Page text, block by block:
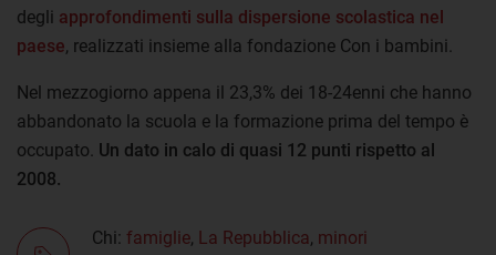
degli approfondimenti sulla dispersione scolastica nel
paese, realizzati insieme alla fondazione Con i bambini.
Nel mezzogiorno appena il 23,3% dei 18-24enni che hanno
abbandonato la scuola e la formazione prima del tempo è
occupato. Un dato in calo di quasi 12 punti rispetto al
2008.
Chi: famiglie, La Repubblica, minori